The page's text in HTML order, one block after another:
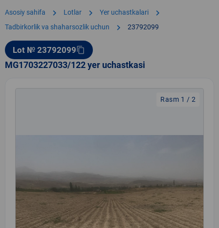
Asosiy sahifa chevron_right Lotlar chevron_right Yer uchastkalari chevron_right
Tadbirkorlik va shaharsozlik uchun chevron_right 23792099
Lot № 23792099content_copy
MG1703227033/122 yer uchastkasi
Rasm 1 / 2